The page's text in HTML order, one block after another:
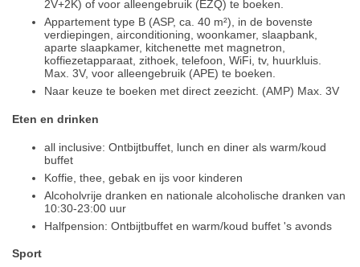
2V+2K) of voor alleengebruik (EZQ) te boeken.
Appartement type B (ASP, ca. 40 m²), in de bovenste
verdiepingen, airconditioning, woonkamer, slaapbank,
aparte slaapkamer, kitchenette met magnetron,
koffiezetapparaat, zithoek, telefoon, WiFi, tv, huurkluis.
Max. 3V, voor alleengebruik (APE) te boeken.
Naar keuze te boeken met direct zeezicht. (AMP) Max. 3V
Eten en drinken
all inclusive: Ontbijtbuffet, lunch en diner als warm/koud
buffet
Koffie, thee, gebak en ijs voor kinderen
Alcoholvrije dranken en nationale alcoholische dranken van
10:30-23:00 uur
Halfpension: Ontbijtbuffet en warm/koud buffet 's avonds
Sport